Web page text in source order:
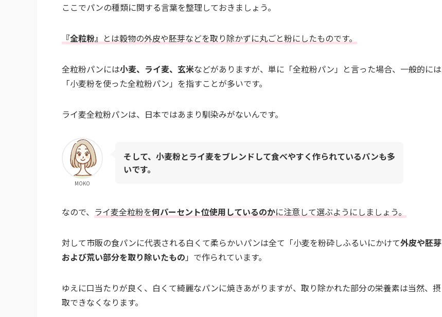
ここでパンの種類に関する言葉を整理しておきましょう。
『全粒粉』 とは穀物の外皮や胚芽などを取り除かずに丸ごと粉にしたものです。
全粒粉パンには小麦、ライ麦、玄米などがありますが、単に「全粒粉パン」と言った場合、一般的には
「小麦粉を使った全粒粉パン」を指すことが多いです。
ライ麦全粒粉パンは、日本ではあまり馴染みがないんです。
MOKO
そして、小麦粉とライ麦をブレンドして食べやすく作られているパンも多
いです。
なので、 ライ麦全粒粉を何パーセント位使用しているのかに注意して選ぶようにしましょう。
対して市販の食パンに代表される白くて柔らかいパンは全て「小麦を粉砕しふるいにかけて外皮や胚芽
および荒い部分を取り除いたもの 」で作られています。
ゆえに口当たりが良く、白くて綺麗なパンに焼きあがりますが、取り除かれた部分の栄養素は当然、摂
取できなくなります。